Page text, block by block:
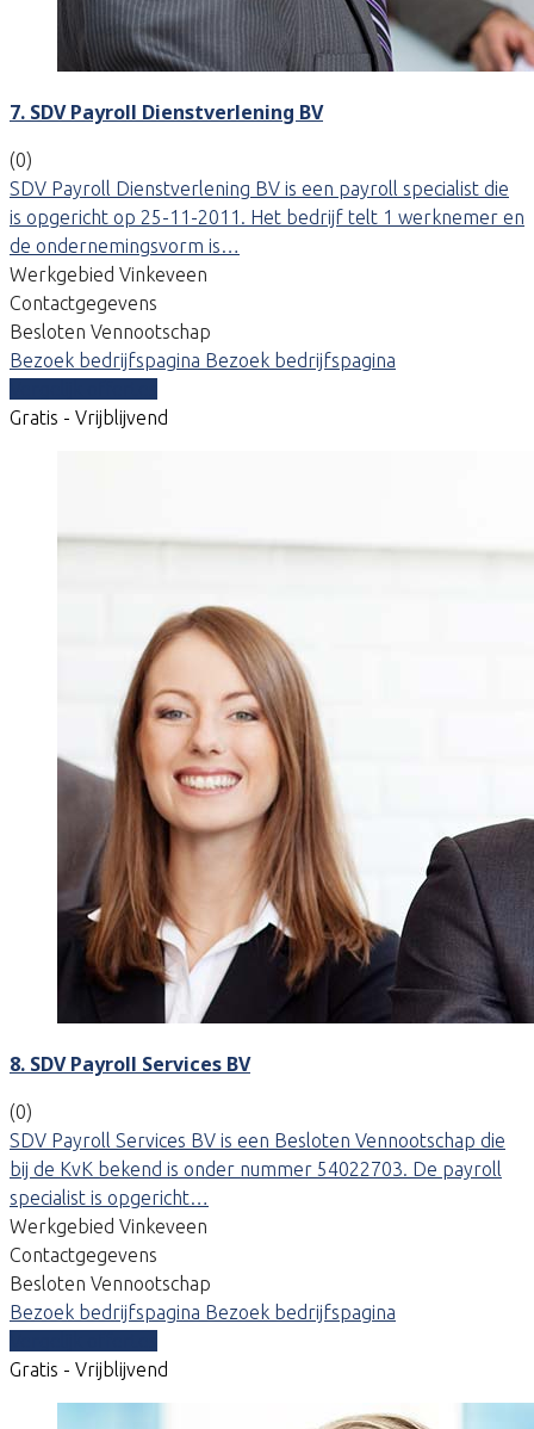
7. SDV Payroll Dienstverlening BV
(0)
SDV Payroll Dienstverlening BV is een payroll specialist die
is opgericht op 25-11-2011. Het bedrijf telt 1 werknemer en
de ondernemingsvorm is…
Werkgebied Vinkeveen
Contactgegevens
Besloten Vennootschap
Bezoek bedrijfspagina Bezoek bedrijfspagina
Gratis - Vrijblijvend
8. SDV Payroll Services BV
(0)
SDV Payroll Services BV is een Besloten Vennootschap die
bij de KvK bekend is onder nummer 54022703. De payroll
specialist is opgericht…
Werkgebied Vinkeveen
Contactgegevens
Besloten Vennootschap
Bezoek bedrijfspagina Bezoek bedrijfspagina
Gratis - Vrijblijvend